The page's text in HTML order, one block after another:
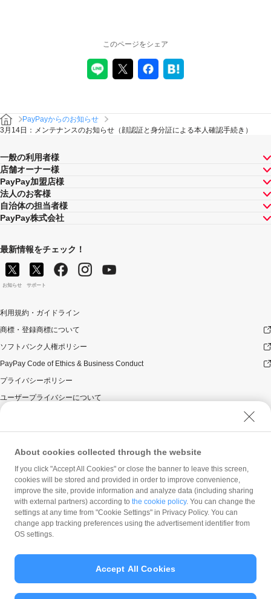
このページをシェア
PayPayからのお知らせ
3月14日：メンテナンスのお知らせ（顔認証と身分証による本人確認手続き）
一般の利用者様
店舗オーナー様
PayPay加盟店様
法人のお客様
自治体の担当者様
PayPay株式会社
最新情報をチェック！
お知らせ サポート
利用規約・ガイドライン
商標・登録商標について
ソフトバンク人権ポリシー
PayPay Code of Ethics & Business Conduct
プライバシーポリシー
ユーザープライバシーについて
ウェブサイト利用規約
反社会的勢力に対する方針
勧誘方針
マネロン等基本方針
カスタマーハラスメントに関する当社の考え方
© PayPay Corporation
About cookies collected through the website
If you click "Accept All Cookies" or close the banner to leave this screen,
cookies will be stored and provided in order to improve convenience,
improve the site, provide information and analyze data (including sharing
with external partners) according to the cookie policy. You can change the
settings at any time from "Cookie Settings" in Privacy Policy. You can
change app tracking preferences using the advertisement identifier from
OS settings.
Accept All Cookies